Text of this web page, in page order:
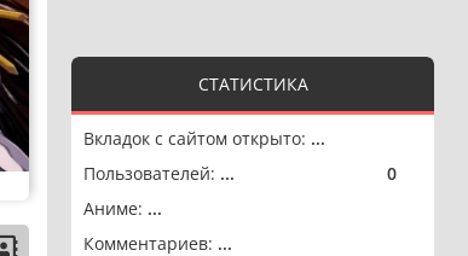
СТАТИСТИКА
Вкладок с сайтом открыто: ...
Пользователей: ... 0
Аниме: ...
Комментариев: ...